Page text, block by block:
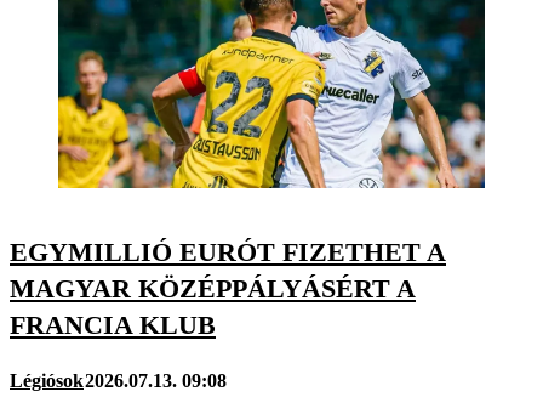
EGYMILLIÓ EURÓT FIZETHET A
MAGYAR KÖZÉPPÁLYÁSÉRT A
FRANCIA KLUB
Légiósok2026.07.13. 09:08